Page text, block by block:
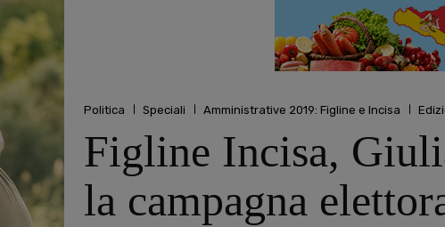
Politica Speciali Amministrative 2019: Figline e Incisa
Figline Incisa,
la campagna